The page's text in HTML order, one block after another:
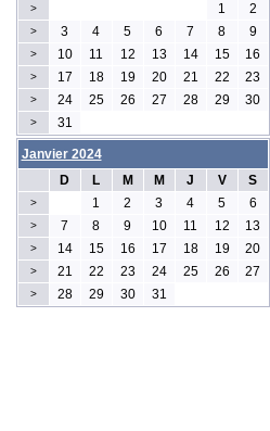
> 1 2
> 3 4 5 6 7 8 9
> 10 11 12 13 14 15 16
> 17 18 19 20 21 22 23
> 24 25 26 27 28 29 30
> 31
Janvier 2024
D
L M M J V S
> 1 2 3 4 5 6
> 7 8 9 10 11 12 13
> 14 15 16 17 18 19 20
> 21 22 23 24 25 26 27
> 28 29 30 31